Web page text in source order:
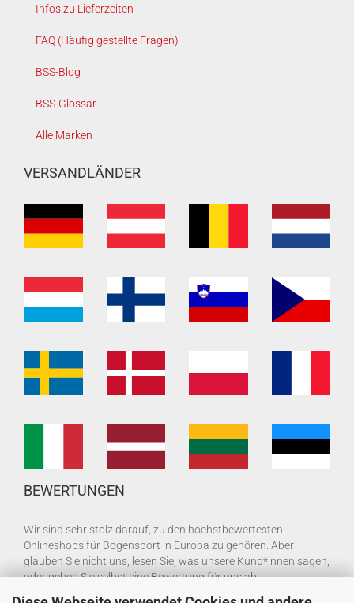
Infos zu Lieferzeiten
FAQ (Häufig gestellte Fragen)
BSS-Blog
BSS-Glossar
Alle Marken
VERSANDLÄNDER
BEWERTUNGEN
Wir sind sehr stolz darauf, zu den höchstbewertesten
Onlineshops für Bogensport in Europa zu gehören. Aber
glauben Sie nicht uns, lesen Sie, was unsere Kund*innen sagen,
oder geben Sie selbst eine Bewertung für uns ab: